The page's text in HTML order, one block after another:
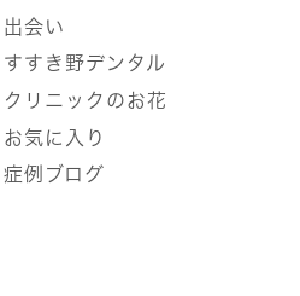
出会い
すすき野デンタル
クリニックのお花
お気に入り
症例ブログ